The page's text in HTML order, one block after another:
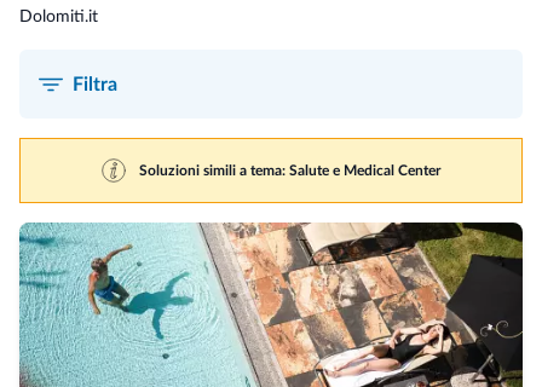
Dolomiti.it
Filtra
Soluzioni simili a tema: Salute e Medical Center